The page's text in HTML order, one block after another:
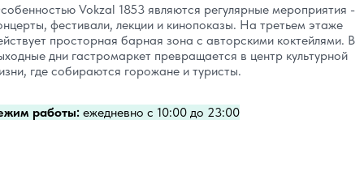
Vokzal 1853 являются регулярные мероприятия -
фестивали, лекции и кинопоказы. На третьем этаже
просторная барная зона с авторскими коктейлями. В
дни гастромаркет превращается в центр культурной
где собираются горожане и туристы.
работы: ежедневно с 10:00 до 23:00